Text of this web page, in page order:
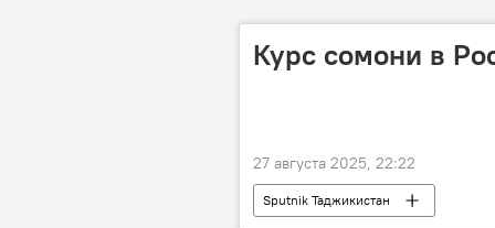
Курс сомони в
27 августа 2025, 22:22
Sputnik Таджикистан